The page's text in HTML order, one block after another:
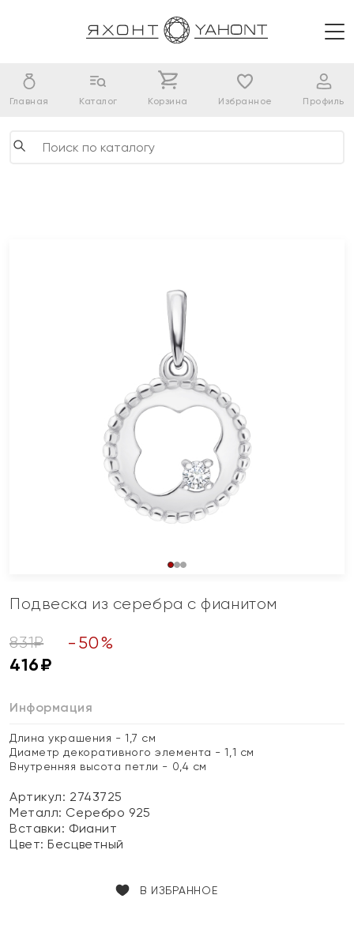
Главная Каталог Корзина Избранное Профиль
Подвеска из серебра с фианитом
831₽ - 50%
416₽
Информация
Длина украшения - 1,7 см
Диаметр декоративного элемента - 1,1 см
Внутренняя высота петли - 0,4 см
Артикул: 2743725
Металл: Серебро 925
Вставки: Фианит
Цвет:Бесцветный
В ИЗБРАННОЕ